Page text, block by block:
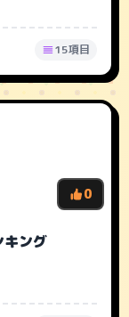
15項目
0
キング